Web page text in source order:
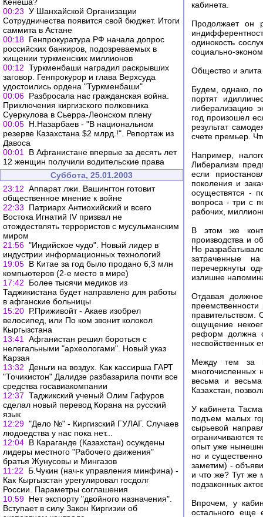
00:23 У Шанхайской Организации
Сотрудничества появится свой бюджет. Итоги
саммита в Астане
00:18 Генпрокуратура РФ начала допрос
российских банкиров, подозреваемых в
хищении туркменских миллионов
00:12 Туркменбаши наградил раскрывших
заговор. Генпрокурор и глава Верхсуда
удостоились ордена "Туркменбаши"
00:06 Разбросала нас гражданская война.
Приключения киргизского полковника
Суеркулова в Сьерра-Леонском плену
00:05 Н.Назарбаев - "В национальном
резерве Казахстана $2 млрд.!". Репортаж из
Давоса
00:01
В Афганистане впервые за десять лет
12 женщин получили водительские права
Суббота, 25.01.2003
23:12 Аппарат лжи. Вашингтон готовит
общественное мнение к войне
22:33
Патриарх Антиохийский и всего
Востока Игнатий IV призвал не
отождествлять террористов с мусульманским
миром
21:56 "Индийское чудо". Новый лидер в
индустрии информационных технологий
19:05 В Китае за год было продано 6,3 млн
компьютеров (2-е место в мире)
17:42
Более тысячи медиков из
Таджикистана будет направлено для работы
в афганские больницы
15:20 Р.Приживойт - Акаев изобрел
велосипед, или По ком звонит колокол
Кыргызстана
13:41
Афганистан решил бороться с
нелегальными "археологами". Новый указ
Карзая
13:32
Деньги на воздух. Как кассирша ГАРТ
"Точикистон" Далидзе разбазарила почти все
средства госавиакомпании
12:37 Таджикский ученый Олим Гафуров
сделал новый перевод Корана на русский
язык
12:29 "Дело №" - Киргизский ГУЛАГ. Случаев
людоедства у нас пока нет...
12:04 В Караганде (Казахстан) осуждены
лидеры местного "Рабочего движения"
братья Жунусовы и Мингазов
11:22
Б.Чукин (нач-к управления минфина) -
Как Кыргызстан урегулировал госдолг
России. Параметры соглашения
10:59 Нет экспорту "двойного назначения".
Вступает в силу Закон Киргизии об
кабинета.
Продолжает он
одинокость
социально-
Общество и элита
Будем, однако,
портят
либерализацию
год произошел
результат
счете премьер.
Например,
Либерализм
если
поколения и
осуществятся -
вопроса - три с
рабочих,
В этом же
производства и
Но
затраченные
перечеркнуты
излишне
Отдавая
правительством.
ощущение
реформ должна
несвойственных
Между тем за
многочисленных
весьма и
Казахстан,
У кабинета
подъем малых
сырьевой
ограничиваются
опыт уже
но и
заметим) -
и что же? Тут же
подзаконных
Впрочем, у
остального еще